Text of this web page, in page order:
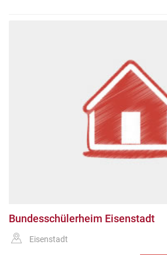
Bundesschülerheim Eisenstadt
Eisenstadt